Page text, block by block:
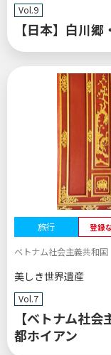
Vol.9
【日本】白川
旅行 登録
ベトナム社会主義共和国
美しき世界遺産
Vol.7
【ベトナム社
都ホイアン